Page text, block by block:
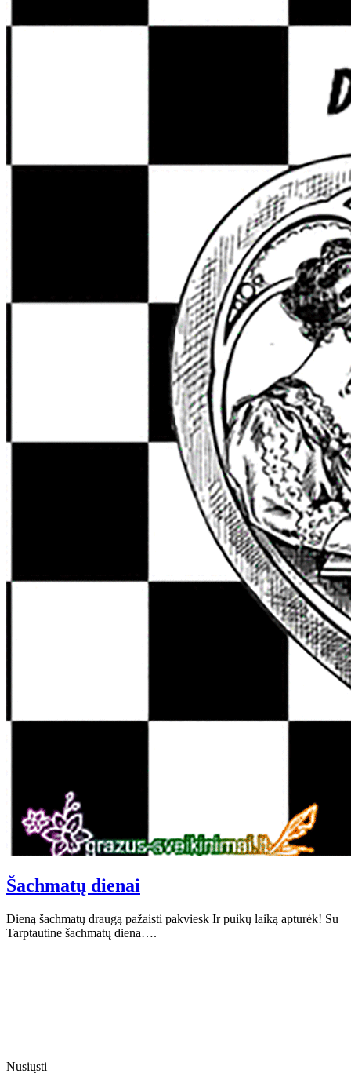
Šachmatų dienai
Dieną šachmatų draugą pažaisti pakviesk Ir puikų laiką apturėk! Su
Tarptautine šachmatų diena….
Nusiųsti